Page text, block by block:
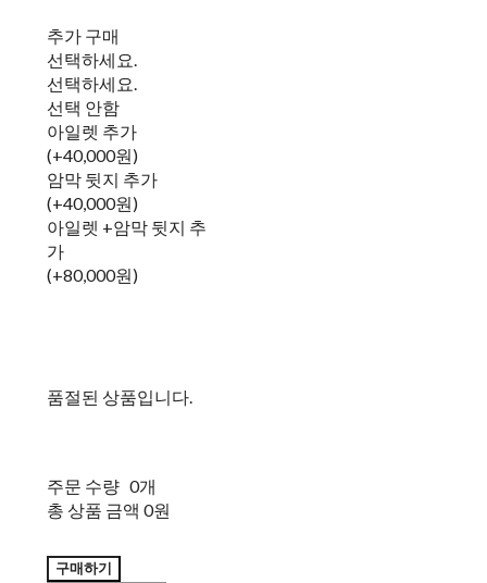
추가 구매
선택하세요.
선택하세요.
선택 안함
아일렛 추가
(+40,000원)
암막 뒷지 추가
(+40,000원)
아일렛 +암막 뒷지 추
가
(+80,000원)
품절된 상품입니다.
주문 수량 0개
총 상품 금액 0원
구매하기